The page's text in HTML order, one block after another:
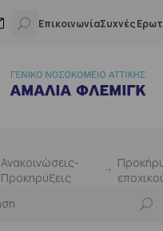
ΕπικοινωνίαΣυχνές
Ανακοινώσεις-
Προκηρύξεις